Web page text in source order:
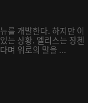
를 개발한다. 하지만 이
는 상황. 엘리스는 장첸
며 위로의 말을 ...